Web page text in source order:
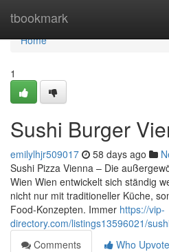
tbookmark
Home
Home
1
Sushi Burger
emilylhjr509017 58 days ago
Sushi Pizza Vienna – Die
Wien Wien entwickelt sich ständig
nicht nur mit traditioneller Küche,
Food-Konzepten. Immer https://vip-
directory.com/listings13596021/
Comments
Who